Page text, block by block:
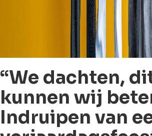
“We dachten,
kunnen wij
Indruipen van